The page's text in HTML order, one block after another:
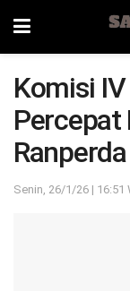
Komisi
Percepat
Senin, 26/1/26 | 16:51